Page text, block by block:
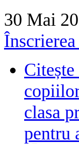
30 Mai
clasa
pentru